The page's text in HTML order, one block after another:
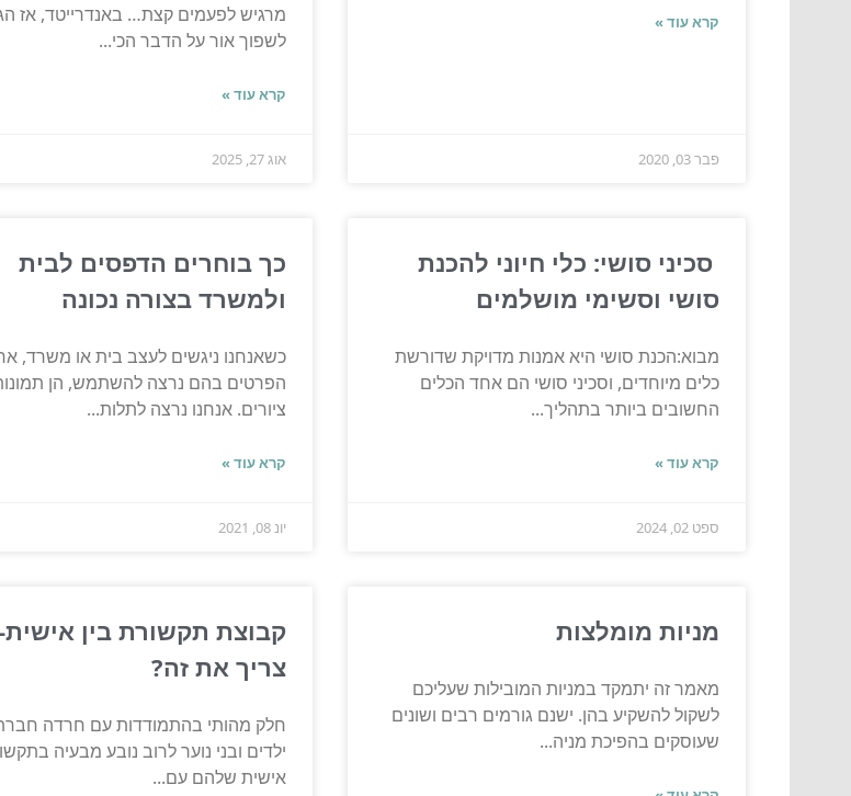
קרא עוד »
פבר 03, 2020
מרגיש לפעמים קצת… באנדרייטד, אז
לשפוך אור על הדבר הכי...
קרא עוד »
אוג 27, 2025
סכיני סושי: כלי חיוני להכנת
סושי וסשימי מושלמים
מבוא:הכנת סושי היא אמנות מדויקת שדורשת
כלים מיוחדים, וסכיני סושי הם אחד הכלים
החשובים ביותר בתהליך...
קרא עוד »
ספט 02, 2024
כך בוחרים הדפסים לבית
ולמשרד בצורה נכונה
כשאנחנו ניגשים לעצב בית או משרד,
הפרטים בהם נרצה להשתמש, הן
ציורים. אנחנו נרצה לתלות...
קרא עוד »
יונ 08, 2021
מניות מומלצות
מאמר זה יתמקד במניות המובילות שעליכם
לשקול להשקיע בהן. ישנם גורמים רבים ושונים
שעוסקים בהפיכת מניה...
קבוצת תקשורת בין
צריך את זה?
חלק מהותי בהתמודדות עם חרדה
ילדים ובני נוער לרוב נובע מבעיה
אישית שלהם עם...